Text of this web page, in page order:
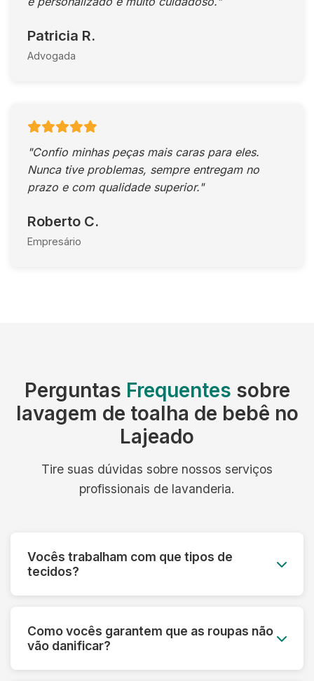
Patricia R.
Advogada
"Confio minhas peças mais caras para eles.
Nunca tive problemas, sempre entregam no
prazo e com qualidade superior."
Roberto C.
Empresário
Perguntas Frequentes sobre
lavagem de toalha de bebê no
Lajeado
Tire suas dúvidas sobre nossos serviços
profissionais de lavanderia.
Vocês trabalham com que tipos de
tecidos?
tecidos sintéticos e técnicos. Cada material
Como vocês garantem que as roupas não
vão danificar?